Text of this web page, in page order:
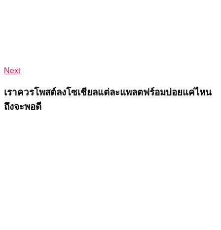
Next
เราควรโพสต์ลงโซเชียลแต่ละแพลตฟร์อมบ่อยแค่ไหน
ถึงจะพอดี